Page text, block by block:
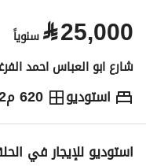
⃁25,000 سنوياً
شارع ابو العباس احمد
استوديو 620 م2 ⃁
25,000سنوياً
الإعلان الاماكن
استوديو للإيجار في